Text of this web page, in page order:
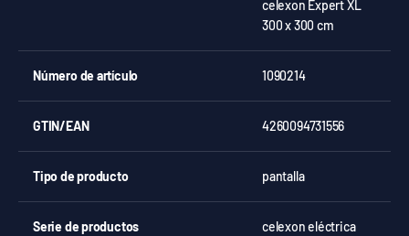
celexon Expert XL
300 x 300 cm
Número de artículo 1090214
GTIN/EAN 4260094731556
Tipo de producto pantalla
Serie de productos
celexon eléctrica